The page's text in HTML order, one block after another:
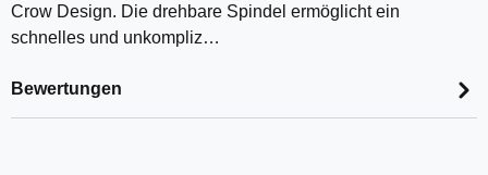
Crow Design. Die drehbare Spindel ermöglicht ein
schnelles und unkompliz…
Bewertungen